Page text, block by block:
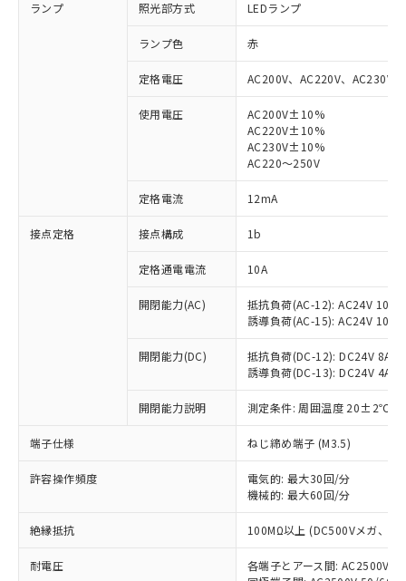
ランプ 照光部方式 LEDランプ
ランプ色 赤
定格電圧 AC200V、AC220V、AC230V
使用電圧
AC200V±10%
AC220V±10%
AC230V±10%
AC220～250V
定格電流 12mA
接点定格 接点構成 1b
定格通電電流 10A
開閉能力(AC)
抵抗負荷(AC-12): AC24V 10A/
誘導負荷(AC-15): AC24V
開閉能力(DC)
抵抗負荷(DC-12): DC24V 8A/
誘導負荷(DC-13): DC24V 4A/
開閉能力説明 測定条件: 周囲温度 20±2℃、
端子仕様 ねじ締め端子 (M3.5)
許容操作頻度
電気的: 最大30回/分
機械的: 最大60回/分
絶縁抵抗 100MΩ以上 (DC500Vメガ、点
耐電圧
各端子とアース間: AC2500V
ご利用条件
以下の条件をお読みいただき、同意のうえ
本サービスは、当社制御機器事業取扱
商品の当社在庫状況および標準価格
(税抜)を提供させていただくもので
当社制御機器事業取扱商品の中には、
本サービスの対象外となる商品もある
ことをご了承ください。
在庫状況および標準価格照会結果は、
記載している更新日時点での社内デー
タに基づき作成されるものであり、閲
準価格とは異なる場合があることをご
対応済み：EU RoHS指令（10物質）の
非含有に対応した製品が提供可能な商品で
対応予定：EU RoHS指令（10物質）の非含
有に対応した製品に切り替える予定のある
対応予定なし：EU RoHS指令（10物質）の
非含有に非対応の商品で、対応品を出す予
調査・確認中：EU RoHS指令（10物質）の
非含有の対応状況を調査中または確認中の
非該当品：ライセンス料など無形物で、有
害物質有無と関係のない商品です。
仕入先様の事情により、非含有部品として
いたものが、含有品と判明した場合などや
むを得ず変更することがあります。
*EU RoHS指令（10物質）：
鉛(Pb) 1000ppm以下、 水銀(Hg) 1000ppm以下、 カド
六価クロム(Cr(Ⅵ)) 1000ppm以下、ポリ臭化ビフェニル
「○」：最大均質材料含有率が中国RoHSの
基準値以下であることを示します。
「×」：最大均質材料含有率が中国RoHSの
基準値を超えていることを示します。
「－」：未確認です。当社販売部門へお問
当社は、これら貴社製品のうち、外国
為替および外国貿易法に定める商品
（以下｢規制貨物等」という）を輸出
または国外への提供する場合は、日本
国政府の輸出許可(または役務取引許
可)を取得するなどの必要な手続きを